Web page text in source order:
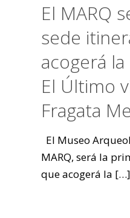
El MARQ
sede
acogerá
El Último
Fragata
El Museo
MARQ, será la
que acogerá la […]